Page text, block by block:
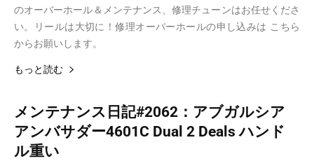
のオーバーホール＆メンテナンス、修理チューンはお任せくださ
い。リールは大切に！修理オーバーホールの申し込みは こちら
からお願いします。
もっと読む
メンテナンス日記#2062：アブガルシア
アンバサダー4601C Dual 2 Deals ハンド
ル重い